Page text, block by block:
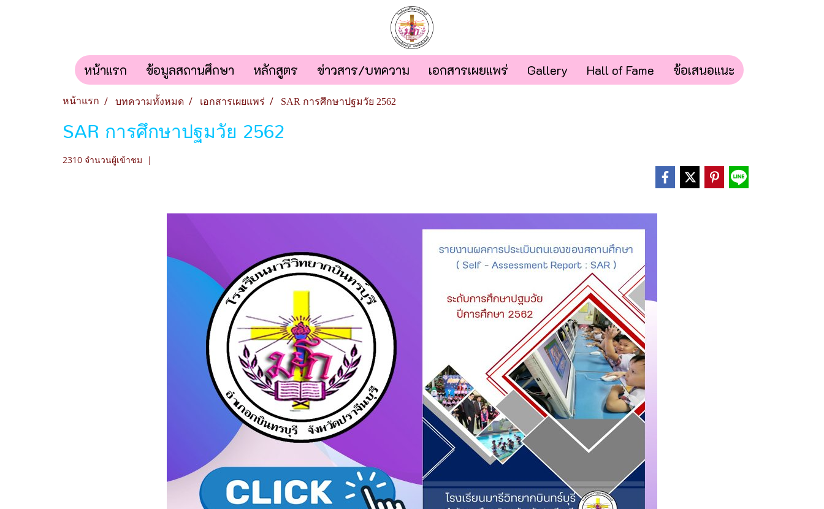
หน้าแรก ข้อมูลสถานศึกษา หลักสูตร ข่าวสาร/บทความ เอกสารเผยแพร่ Gallery Hall of Fame ข้อเสนอแนะ
หน้าแรก บทความทั้งหมด เอกสารเผยแพร่ SAR การศึกษาปฐมวัย 2562
SAR การศึกษาปฐมวัย 2562
2310 จำนวนผู้เข้าชม |